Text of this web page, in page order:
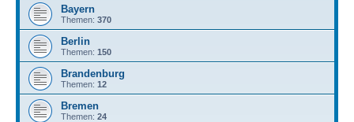
Bayern
Themen: 370
Berlin
Themen: 150
Brandenburg
Themen: 12
Bremen
Themen: 24